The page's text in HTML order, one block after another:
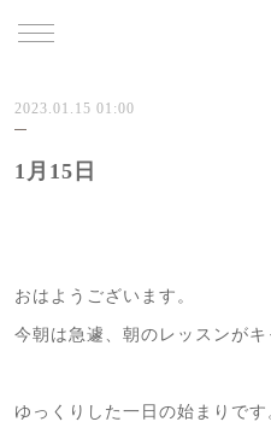
2023.01.15 01:00
1月15日
おはようございます。
今朝は急遽、朝のレッスンがキ
ゆっくりした一日の始まりです